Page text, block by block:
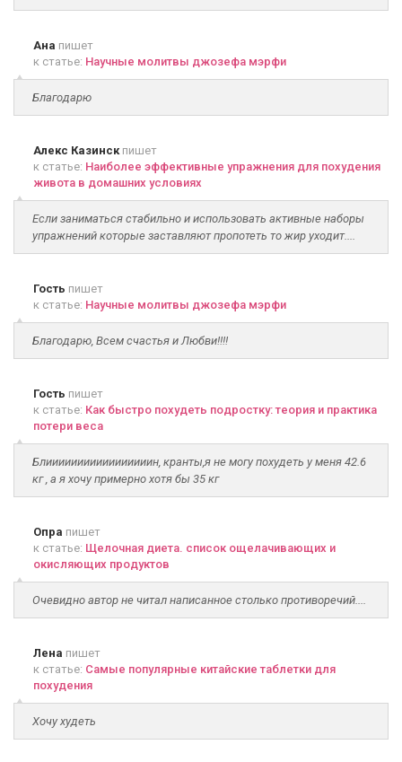
Ана пишет
к статье: Научные молитвы джозефа мэрфи
Благодарю
Алекс Казинскпишет
к статье: Наиболее эффективные упражнения для похудения
живота в домашних условиях
Если заниматься стабильно и использовать активные наборы
упражнений которые заставляют пропотеть то жир уходит....
Гость пишет
к статье: Научные молитвы джозефа мэрфи
Благодарю, Всем счастья и Любви!!!!
Гость пишет
к статье: Как быстро похудеть подростку: теория и практика
потери веса
Блииииииииииииииииин, кранты,я не могу похудеть у меня 42.6
кг , а я хочу примерно хотя бы 35 кг
Опра пишет
к статье: Щелочная диета. список ощелачивающих и
окисляющих продуктов
Очевидно автор не читал написанное столько противоречий....
Лена пишет
к статье: Самые популярные китайские таблетки для
похудения
Хочу худеть